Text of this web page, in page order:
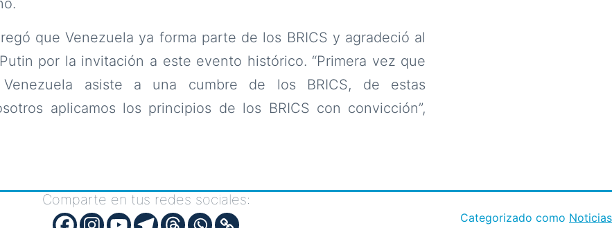
que Venezuela ya forma parte de los BRICS y agradeció al
por la invitación a este evento histórico. “Primera vez que
asiste a una cumbre de los BRICS, de estas
aplicamos los principios de los BRICS con convicción”,
Comparte en tus redes sociales:
Categorizado como Noticias